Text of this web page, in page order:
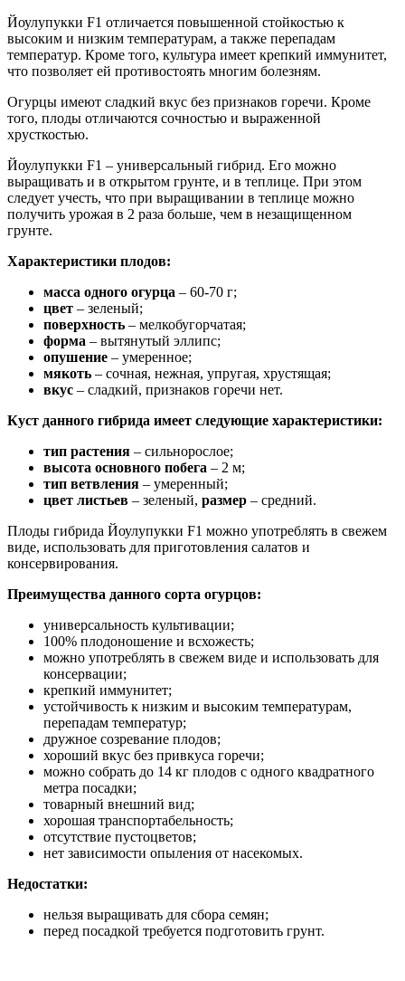
Йоулупукки F1 отличается повышенной стойкостью к
высоким и низким температурам, а также перепадам
температур. Кроме того, культура имеет крепкий иммунитет,
что позволяет ей противостоять многим болезням.
Огурцы имеют сладкий вкус без признаков горечи. Кроме
того, плоды отличаются сочностью и выраженной
хрусткостью.
Йоулупукки F1 – универсальный гибрид. Его можно
выращивать и в открытом грунте, и в теплице. При этом
следует учесть, что при выращивании в теплице можно
получить урожая в 2 раза больше, чем в незащищенном
грунте.
Характеристики плодов:
масса одного огурца – 60-70 г;
цвет – зеленый;
поверхность – мелкобугорчатая;
форма – вытянутый эллипс;
опушение – умеренное;
мякоть – сочная, нежная, упругая, хрустящая;
вкус – сладкий, признаков горечи нет.
Куст данного гибрида имеет следующие характеристики:
тип растения – сильнорослое;
высота основного побега – 2 м;
тип ветвления – умеренный;
цвет листьев – зеленый, размер – средний.
Плоды гибрида Йоулупукки F1 можно употреблять в свежем
виде, использовать для приготовления салатов и
консервирования.
Преимущества данного сорта огурцов:
универсальность культивации;
100% плодоношение и всхожесть;
можно употреблять в свежем виде и использовать для
консервации;
крепкий иммунитет;
устойчивость к низким и высоким температурам,
перепадам температур;
дружное созревание плодов;
хороший вкус без привкуса горечи;
можно собрать до 14 кг плодов с одного квадратного
метра посадки;
товарный внешний вид;
хорошая транспортабельность;
отсутствие пустоцветов;
нет зависимости опыления от насекомых.
Недостатки:
нельзя выращивать для сбора семян;
перед посадкой требуется подготовить грунт.